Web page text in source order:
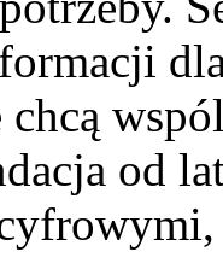
chcą
od